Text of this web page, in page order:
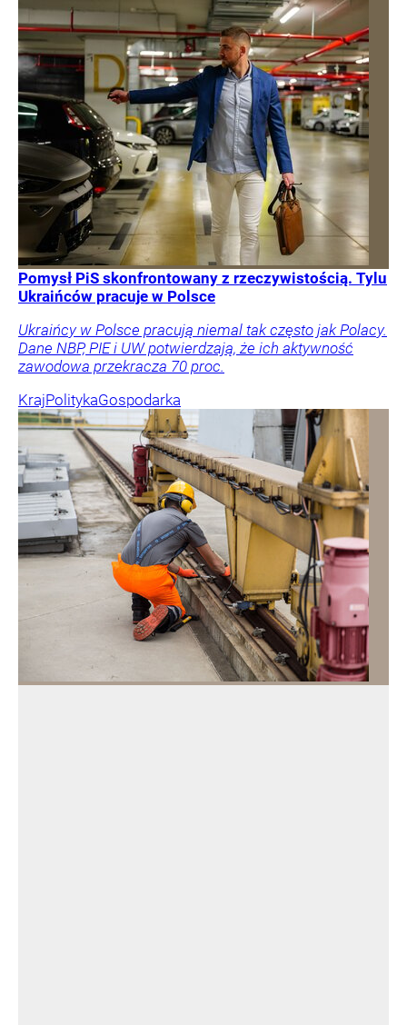
Pomysł PiS skonfrontowany z rzeczywistością. Tylu
Ukraińców pracuje w Polsce
Ukraińcy w Polsce pracują niemal tak często jak Polacy.
Dane NBP, PIE i UW potwierdzają, że ich aktywność
zawodowa przekracza 70 proc.
KrajPolitykaGospodarka